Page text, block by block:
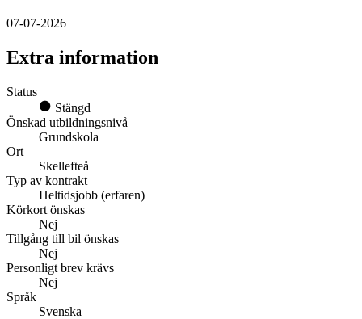
07-07-2026
Extra information
Status
Stängd
Önskad utbildningsnivå
Grundskola
Ort
Skellefteå
Typ av kontrakt
Heltidsjobb (erfaren)
Körkort önskas
Nej
Tillgång till bil önskas
Nej
Personligt brev krävs
Nej
Språk
Svenska